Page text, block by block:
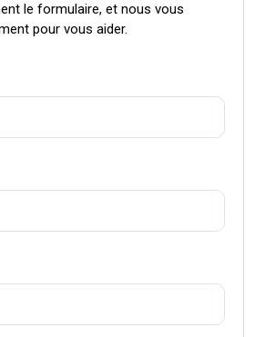
le formulaire, et nous vous
pour vous aider.